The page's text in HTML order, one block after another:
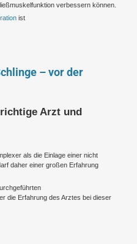
verbessern können.
ist
– vor der
Arzt und
als die Einlage einer nicht
daher einer großen Erfahrung
die Erfahrung des Arztes bei dieser